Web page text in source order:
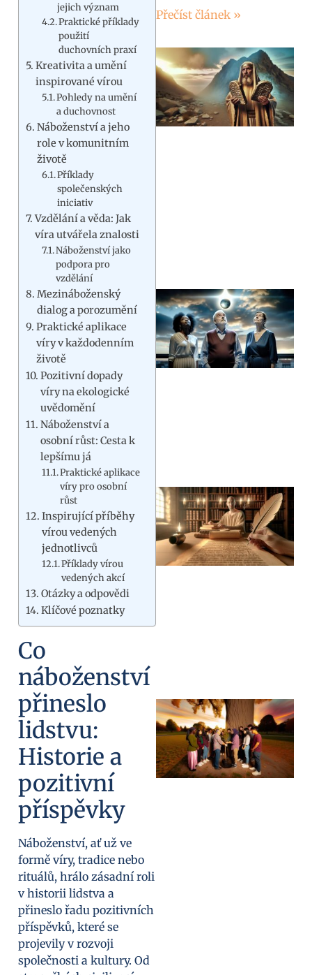
jejich význam
Praktické příklady
použití
duchovních praxí
Kreativita a umění
inspirované vírou
Pohledy na umění
a duchovnost
Náboženství a jeho
role v komunitním
životě
Příklady
společenských
iniciativ
Vzdělání a věda: Jak
víra utvářela znalosti
Náboženství jako
podpora pro
vzdělání
Mezináboženský
dialog a porozumění
Praktické aplikace
víry v každodenním
životě
Pozitivní dopady
víry na ekologické
uvědomění
Náboženství a
osobní růst: Cesta k
lepšímu já
Praktické aplikace
víry pro osobní
růst
Inspirující příběhy
vírou vedených
jednotlivců
Příklady vírou
vedených akcí
Otázky a odpovědi
Klíčové poznatky
Co
náboženství
přineslo
lidstvu:
Historie a
pozitivní
příspěvky
Náboženství, ať už ve
formě víry, tradice nebo
rituálů, hrálo zásadní roli
v historii lidstva a
přineslo řadu pozitivních
příspěvků, které se
projevily v rozvoji
společnosti a kultury. Od
Přečíst článek »